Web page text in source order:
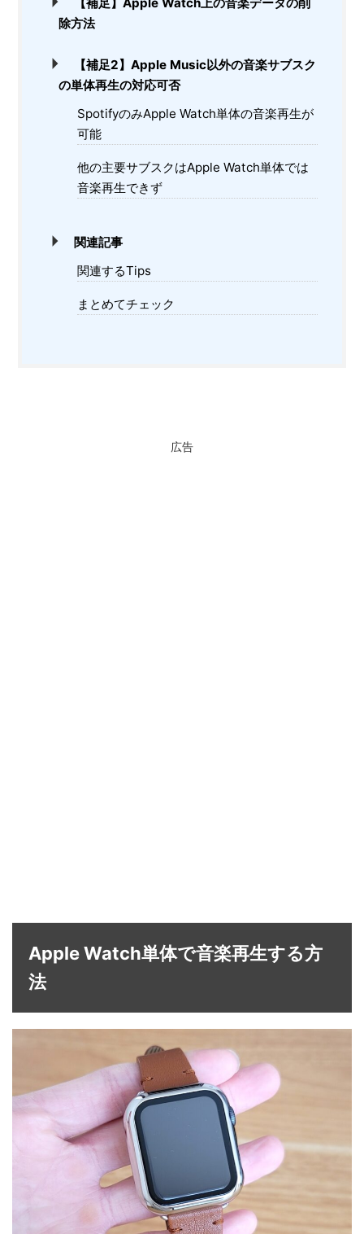
除方法
【補足2】Apple Music以外の音楽サブスク
の単体再生の対応可否
SpotifyのみApple Watch単体の音楽再生が
可能
他の主要サブスクはApple Watch単体では
音楽再生できず
関連記事
関連するTips
まとめてチェック
広告
Apple Watch単体で音楽再生する方
法